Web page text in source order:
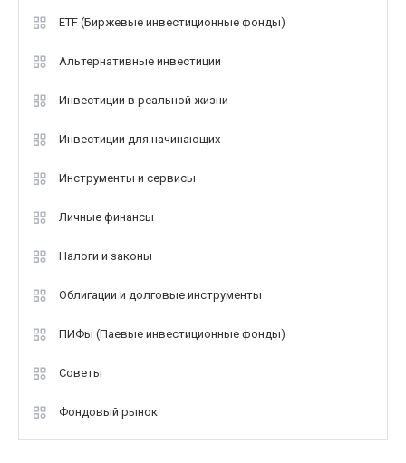
ETF (Биржевые инвестиционные фонды)
Альтернативные инвестиции
Инвестиции в реальной жизни
Инвестиции для начинающих
Инструменты и сервисы
Личные финансы
Налоги и законы
Облигации и долговые инструменты
ПИФы (Паевые инвестиционные фонды)
Советы
Фондовый рынок